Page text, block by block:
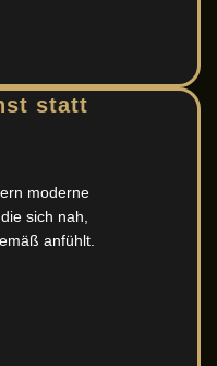
statt
moderne
sich nah,
anfühlt.